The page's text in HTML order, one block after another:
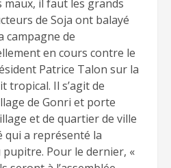
maux, il faut les grands
de Soja ont balayé
campagne de
en cours contre le
Patrice Talon sur la
tropical. Il s’agit de
de Gonri et porte
et de quartier de ville
qui a représenté la
Pour le dernier, «